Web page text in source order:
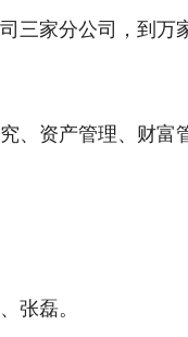
三家分公司，到万
、资产管理、财富
张磊。